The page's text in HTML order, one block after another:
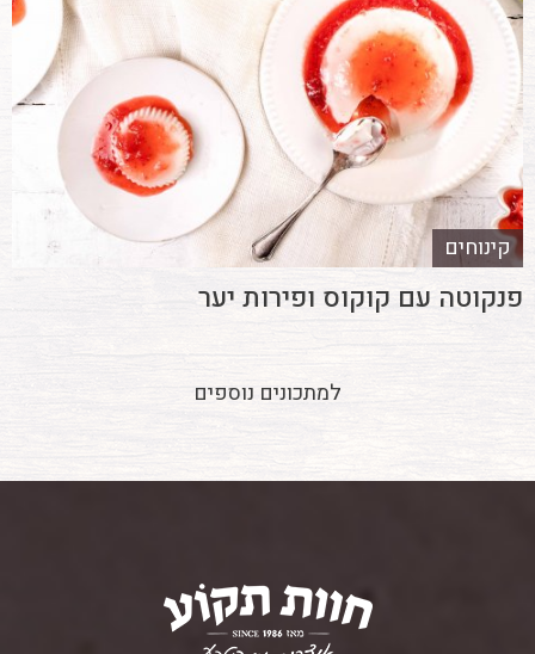
קינוחים
פנקוטה עם קוקוס ופירות יער
למתכונים נוספים